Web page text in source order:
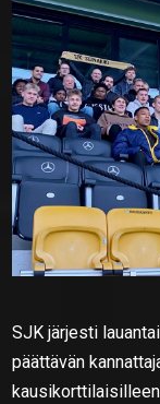
SJK järjesti
päättävän